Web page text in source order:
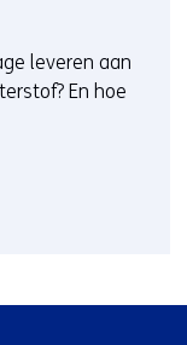
leveren aan
En hoe